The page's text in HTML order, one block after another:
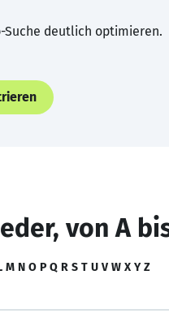
Suche deutlich optimieren.
von A
M N O P Q R S T U V W X Y Z